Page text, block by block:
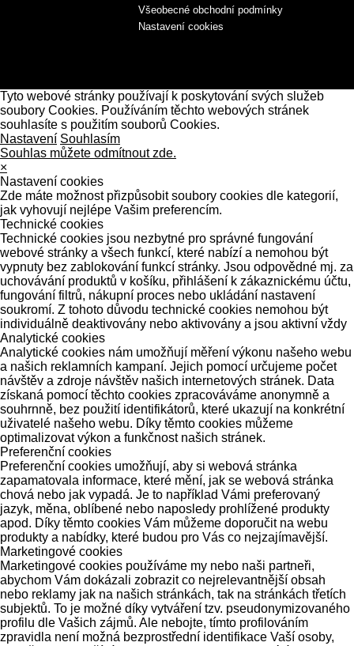
Všeobecné obchodní podmínky
Nastavení cookies
Tyto webové stránky používají k poskytování svých služeb
soubory Cookies. Používáním těchto webových stránek
souhlasíte s použitím souborů Cookies.
Nastavení Souhlasím
Souhlas můžete odmítnout zde.
×
Nastavení cookies
Zde máte možnost přizpůsobit soubory cookies dle kategorií,
jak vyhovují nejlépe Vašim preferencím.
Technické cookies
Technické cookies jsou nezbytné pro správné fungování
webové stránky a všech funkcí, které nabízí a nemohou být
vypnuty bez zablokování funkcí stránky. Jsou odpovědné mj. za
uchovávání produktů v košíku, přihlášení k zákaznickému účtu,
fungování filtrů, nákupní proces nebo ukládání nastavení
soukromí. Z tohoto důvodu technické cookies nemohou být
individuálně deaktivovány nebo aktivovány a jsou aktivní vždy
Analytické cookies
Analytické cookies nám umožňují měření výkonu našeho webu
a našich reklamních kampaní. Jejich pomocí určujeme počet
návštěv a zdroje návštěv našich internetových stránek. Data
získaná pomocí těchto cookies zpracováváme anonymně a
souhrnně, bez použití identifikátorů, které ukazují na konkrétní
uživatelé našeho webu. Díky těmto cookies můžeme
optimalizovat výkon a funkčnost našich stránek.
Preferenční cookies
Preferenční cookies umožňují, aby si webová stránka
zapamatovala informace, které mění, jak se webová stránka
chová nebo jak vypadá. Je to například Vámi preferovaný
jazyk, měna, oblíbené nebo naposledy prohlížené produkty
apod. Díky těmto cookies Vám můžeme doporučit na webu
produkty a nabídky, které budou pro Vás co nejzajímavější.
Marketingové cookies
Marketingové cookies používáme my nebo naši partneři,
abychom Vám dokázali zobrazit co nejrelevantnější obsah
nebo reklamy jak na našich stránkách, tak na stránkách třetích
subjektů. To je možné díky vytváření tzv. pseudonymizovaného
profilu dle Vašich zájmů. Ale nebojte, tímto profilováním
zpravidla není možná bezprostřední identifikace Vaší osoby,